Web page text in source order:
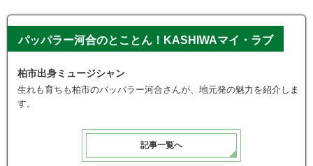
パッパラー河合のとことん！KASHIWAマイ・ラブ
柏市出身ミュージシャン
生れも育ちも柏市のパッパラー河合さんが、地元発の魅力を紹介しま
す。
記事一覧へ